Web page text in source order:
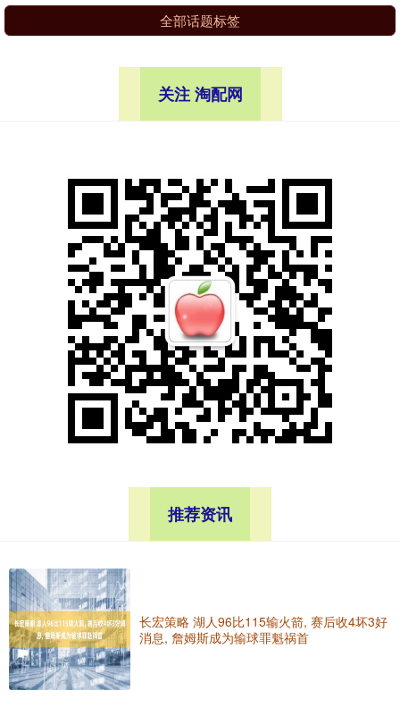
全部话题标签
关注 淘配网
推荐资讯
长宏策略 湖人96比115输火箭, 赛后收4坏3好
消息, 詹姆斯成为输球罪魁祸首